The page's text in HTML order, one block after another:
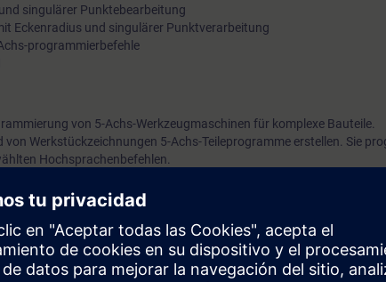
singulärer Punktebearbeitung
Eckenradius und singulärer Punktverarbeitung
programmierbefehle
von 5-Achs-Werkzeugmaschinen für komplexe Bauteile.
von Werkstückzeichnungen 5-Achs-Teileprogramme erstellen. Sie
Hochsprachenbefehlen.
von SINUMERIK-Steuerungen und der Bedienoberfläche
NC-SINOP-P).